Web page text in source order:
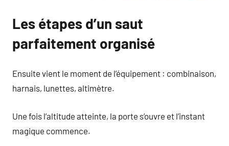
Les étapes d’un saut
parfaitement organisé
Ensuite vient le moment de l’équipement : combinaison,
harnais, lunettes, altimètre.
Une fois l’altitude atteinte, la porte s’ouvre et l’instant
magique commence.